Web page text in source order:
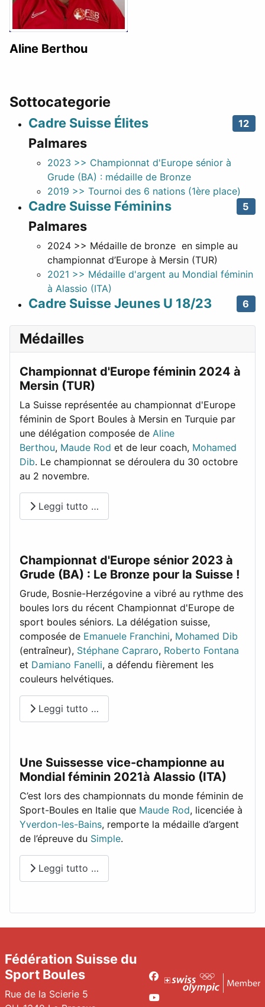
Aline Berthou
Sottocategorie
Cadre Suisse Élites 12
Palmares
2023 >> Championnat d'Europe sénior à
Grude (BA) : médaille de Bronze
2019 >> Tournoi des 6 nations (1ère place)
Cadre Suisse Féminins 5
Palmares
2024 >> Médaille de bronze en simple au
championnat d’Europe à Mersin (TUR)
2021 >> Médaille d'argent au Mondial féminin
à Alassio (ITA)
Cadre Suisse Jeunes U 18/23 6
Médailles
Championnat d'Europe féminin 2024 à
Mersin (TUR)
La Suisse représentée au championnat d'Europe
féminin de Sport Boules à Mersin en Turquie par
une délégation composée de Aline
Berthou, Maude Rod et de leur coach, Mohamed
Dib. Le championnat se déroulera du 30 octobre
au 2 novembre.
Leggi tutto …
Championnat d'Europe sénior 2023 à
Grude (BA) : Le Bronze pour la Suisse !
Grude, Bosnie-Herzégovine a vibré au rythme des
boules lors du récent Championnat d'Europe de
sport boules séniors. La délégation suisse,
composée de Emanuele Franchini, Mohamed Dib
(entraîneur), Stéphane Capraro, Roberto Fontana
et Damiano Fanelli, a défendu fièrement les
couleurs helvétiques.
Leggi tutto …
Une Suissesse vice-championne au
Mondial féminin 2021à Alassio (ITA)
C’est lors des championnats du monde féminin de
Sport-Boules en Italie que Maude Rod, licenciée à
Yverdon-les-Bains, remporte la médaille d’argent
de l’épreuve du Simple.
Leggi tutto …
Fédération Suisse du
Sport Boules
Rue de la Scierie 5
Facebook